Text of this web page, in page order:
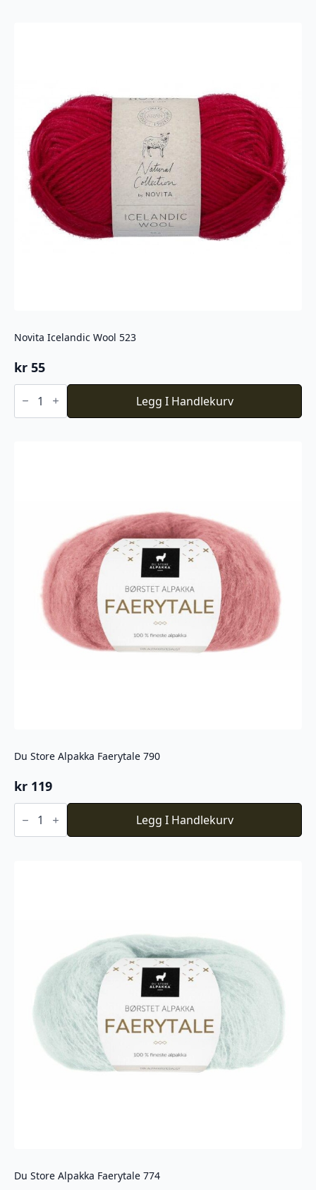
Novita Icelandic Wool 523
kr 55
Novita
Icelandic
523
Legg I Handlekurv
Du Store Alpakka Faerytale 790
kr 119
Du
Store
Faerytale
Legg I Handlekurv
Du Store Alpakka Faerytale 774